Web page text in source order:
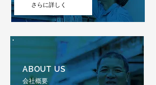
さらに詳しく
ABOUT US
会社概要